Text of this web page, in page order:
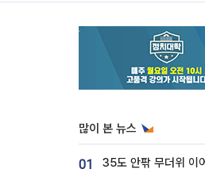
많이 본 뉴스
01